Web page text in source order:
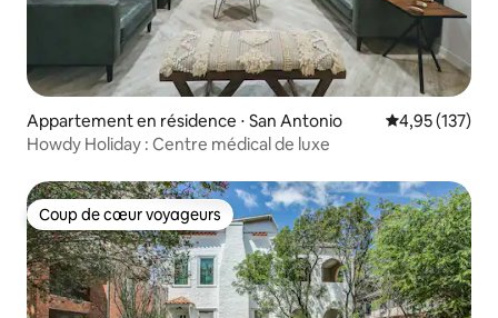
Appartement en résidence ⋅ San Antonio Évaluation
4,95 (137)
Howdy Holiday : Centre médical de luxe
Coup de cœur voyageurs
Coup de cœur voyageurs